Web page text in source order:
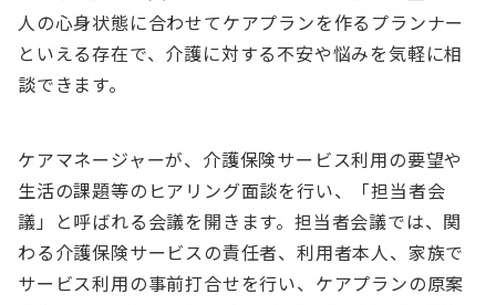
人の心身状態に合わせてケアプランを作るプランナー
といえる存在で、介護に対する不安や悩みを気軽に相
談できます。
ケアマネージャーが、介護保険サービス利用の要望や
生活の課題等のヒアリング面談を行い、「担当者会
議」と呼ばれる会議を開きます。担当者会議では、関
わる介護保険サービスの責任者、利用者本人、家族で
サービス利用の事前打合せを行い、ケアプランの原案